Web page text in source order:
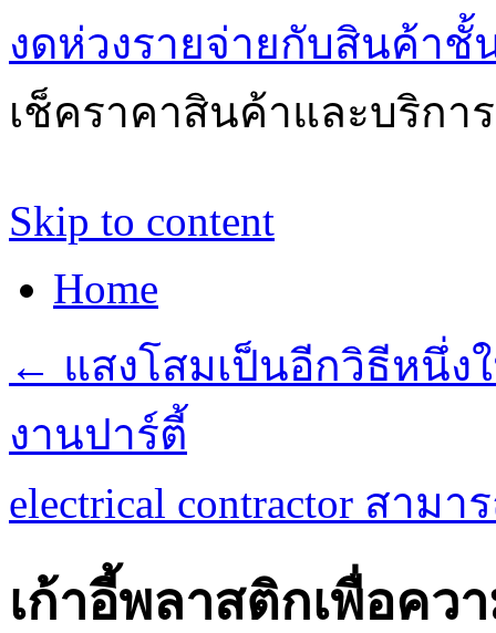
งดห่วงรายจ่ายกับสินค้า
เช็คราคาสินค้าและบริกา
Skip to content
Home
← แสงโสมเป็นอีกวิธีหนึ่ง
งานปาร์ตี้
electrical contractor สา
เก้าอี้พลาสติกเพื่อคว